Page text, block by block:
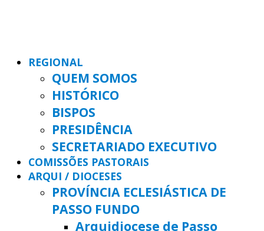
REGIONAL
QUEM SOMOS
HISTÓRICO
BISPOS
PRESIDÊNCIA
SECRETARIADO EXECUTIVO
COMISSÕES PASTORAIS
ARQUI / DIOCESES
PROVÍNCIA ECLESIÁSTICA DE
PASSO FUNDO
Arquidiocese de Passo